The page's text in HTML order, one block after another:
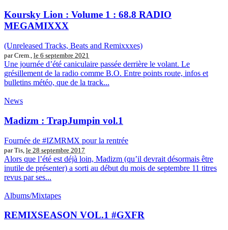
Koursky Lion : Volume 1 : 68.8 RADIO
MEGAMIXXX
(Unreleased Tracks, Beats and Remixxxes)
par Crem., le 6 septembre 2021
Une journée d’été caniculaire passée derrière le volant. Le
grésillement de la radio comme B.O. Entre points route, infos et
bulletins météo, que de la track...
News
Madizm : TrapJumpin vol.1
Fournée de #IZMRMX pour la rentrée
par Tis, le 28 septembre 2017
Alors que l’été est déjà loin, Madizm (qu’il devrait désormais être
inutile de présenter) a sorti au début du mois de septembre 11 titres
revus par ses...
Albums/Mixtapes
REMIXSEASON VOL​.​1 #GXFR